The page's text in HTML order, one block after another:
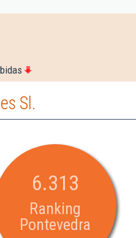
Sl.
6.313
Ranking
Pontevedra